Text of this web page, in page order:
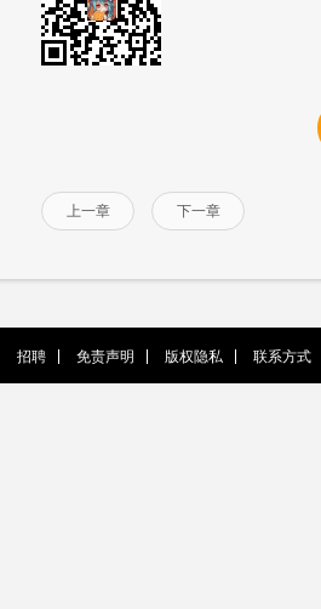
上一章 下一章
招聘 免责声明 版权隐私 联系方式